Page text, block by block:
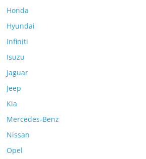
Honda
Hyundai
Infiniti
Isuzu
Jaguar
Jeep
Kia
Mercedes-Benz
Nissan
Opel